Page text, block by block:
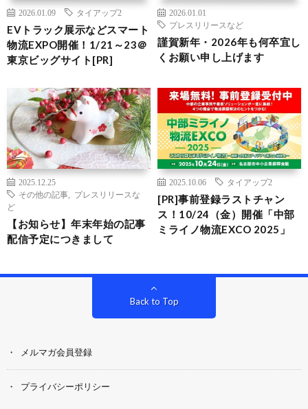
2026.01.09 タイアップ2
EVトラック展示などスマート
物流EXPO開催！1/21～23＠
東京ビッグサイト[PR]
2026.01.01
プレスリリースなど
謹賀新年・2026年も何卒宜し
くお願い申し上げます
2025.12.25
その他の記事
プレスリリースな
ど
【お知らせ】年末年始の記事
配信予定につきまして
2025.10.06 タイアップ2
[PR]事前登録ラストチャン
ス！10/24（金）開催「中部
ミライノ物流EXCO 2025」
Back to Top
メルマガ会員登録
プライバシーポリシー